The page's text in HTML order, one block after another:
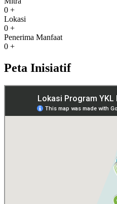
0 +
Lokasi
0 +
Penerima Manfaat
0 +
Peta Inisiatif